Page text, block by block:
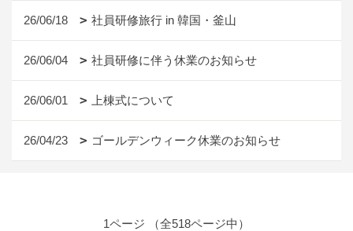
26/06/18 社員研修旅行 in 韓国・釜山
26/06/04 社員研修に伴う休業のお知らせ
26/06/01 上棟式について
26/04/23 ゴールデンウィーク休業のお知らせ
1ページ （全518ページ中）